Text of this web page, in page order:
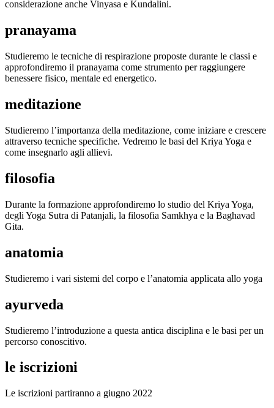
considerazione anche Vinyasa e Kundalini.
pranayama
Studieremo le tecniche di respirazione proposte durante le classi e
approfondiremo il pranayama come strumento per raggiungere
benessere fisico, mentale ed energetico.
meditazione
Studieremo l’importanza della meditazione, come iniziare e crescere
attraverso tecniche specifiche. Vedremo le basi del Kriya Yoga e
come insegnarlo agli allievi.
filosofia
Durante la formazione approfondiremo lo studio del Kriya Yoga,
degli Yoga Sutra di Patanjali, la filosofia Samkhya e la Baghavad
Gita.
anatomia
Studieremo i vari sistemi del corpo e l’anatomia applicata allo yoga
ayurveda
Studieremo l’introduzione a questa antica disciplina e le basi per un
percorso conoscitivo.
le iscrizioni
Le iscrizioni partiranno a giugno 2022